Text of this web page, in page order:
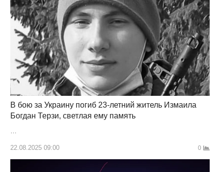
В бою за Украину погиб 23-летний житель Измаила
Богдан Терзи, светлая ему память
…
22.08.2025 09:00 0